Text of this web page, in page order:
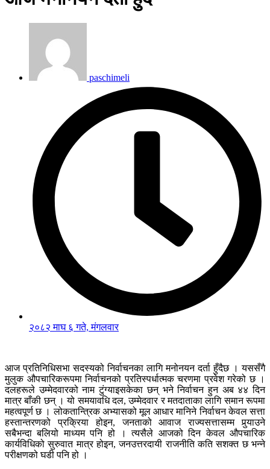
paschimeli
२०८२ माघ ६ गते, मंगलवार
आज प्रतिनिधिसभा सदस्यको निर्वाचनका लागि मनोनयन दर्ता हुँदैछ । यससँगै
मुलुक औपचारिकरूपमा निर्वाचनको प्रतिस्पर्धात्मक चरणमा प्रवेश गरेको छ ।
दलहरूले उम्मेदवारको नाम टुंग्याइसकेका छन् भने निर्वाचन हुन अब ४४ दिन
मात्र बाँकी छन् । यो समयावधि दल, उम्मेदवार र मतदाताका लागि समान रूपमा
महत्वपूर्ण छ । लोकतान्त्रिक अभ्यासको मूल आधार मानिने निर्वाचन केवल सत्ता
हस्तान्तरणको प्रक्रिया होइन, जनताको आवाज राज्यसत्तासम्म पुर्‍याउने
सबैभन्दा बलियो माध्यम पनि हो । त्यसैले आजको दिन केवल औपचारिक
कार्यविधिको सुरुवात मात्र होइन, जनउत्तरदायी राजनीति कति सशक्त छ भन्ने
परीक्षणको घडी पनि हो ।